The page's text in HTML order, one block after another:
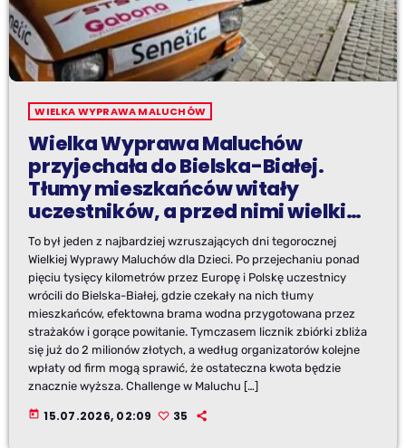
WIELKA WYPRAWA MALUCHÓW
Wielka Wyprawa Maluchów
przyjechała do Bielska-Białej.
Tłumy mieszkańców witały
uczestników, a przed nimi wielki
finał w Krakowie
To był jeden z najbardziej wzruszających dni tegorocznej
Wielkiej Wyprawy Maluchów dla Dzieci. Po przejechaniu ponad
pięciu tysięcy kilometrów przez Europę i Polskę uczestnicy
wrócili do Bielska-Białej, gdzie czekały na nich tłumy
mieszkańców, efektowna brama wodna przygotowana przez
strażaków i gorące powitanie. Tymczasem licznik zbiórki zbliża
się już do 2 milionów złotych, a według organizatorów kolejne
wpłaty od firm mogą sprawić, że ostateczna kwota będzie
znacznie wyższa. Challenge w Maluchu […]
today 15.07.2026, 02:09 35